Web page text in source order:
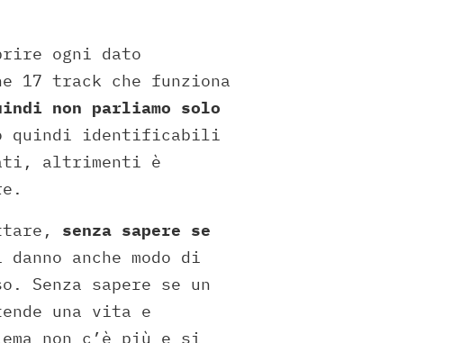
ogni dato
17 track che funziona
non parliamo solo
quindi identificabili
altrimenti è
senza sapere se
anche modo di
Senza sapere se un
una vita e
non c’è più e si